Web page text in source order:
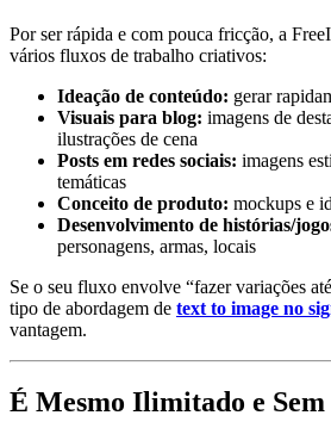
Por ser rápida e com pouca fricção, a
vários fluxos de trabalho criativos:
Ideação de conteúdo: gerar
Visuais para blog: imagens de
ilustrações de cena
Posts em redes sociais: imagens
temáticas
Conceito de produto: mockups e
Desenvolvimento de histórias/
personagens, armas, locais
Se o seu fluxo envolve “fazer variações
tipo de abordagem de text to image no
vantagem.
É Mesmo Ilimitado e